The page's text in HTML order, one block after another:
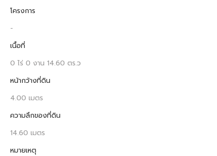
โครงการ
-
เนื้อที่
0 ไร่ 0 งาน 14.60 ตร.ว
หน้ากว้างที่ดิน
4.00 เมตร
ความลึกของที่ดิน
14.60 เมตร
หมายเหตุ